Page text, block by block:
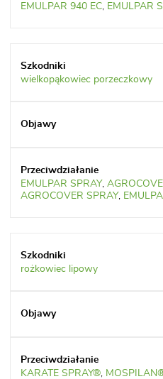
EMULPAR 940 EC, EMULPAR
wielkopąkowiec porzeczkowy
EMULPAR SPRAY,
AGROCOVER SPRAY,
rożkowiec lipowy
KARATE SPRAY®,